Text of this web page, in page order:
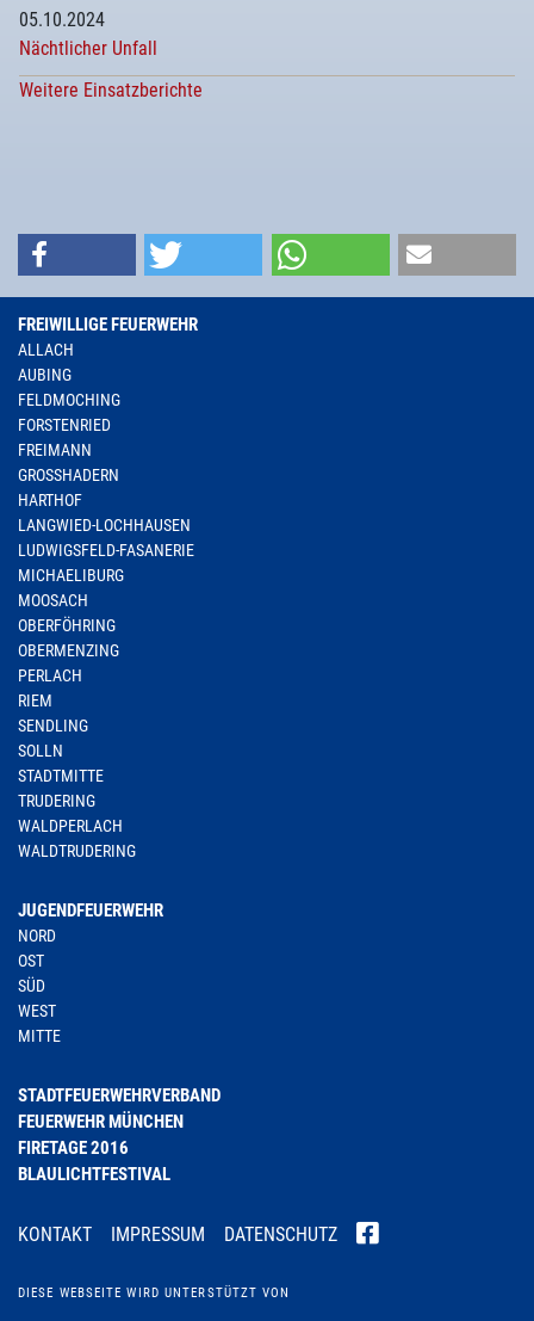
05.10.2024
Nächtlicher Unfall
Weitere Einsatzberichte
FREIWILLIGE FEUERWEHR
ALLACH
AUBING
FELDMOCHING
FORSTENRIED
FREIMANN
GROSSHADERN
HARTHOF
LANGWIED-LOCHHAUSEN
LUDWIGSFELD-FASANERIE
MICHAELIBURG
MOOSACH
OBERFÖHRING
OBERMENZING
PERLACH
RIEM
SENDLING
SOLLN
STADTMITTE
TRUDERING
WALDPERLACH
WALDTRUDERING
JUGENDFEUERWEHR
NORD
OST
SÜD
WEST
MITTE
STADTFEUERWEHRVERBAND
FEUERWEHR MÜNCHEN
FIRETAGE 2016
BLAULICHTFESTIVAL
KONTAKT IMPRESSUM DATENSCHUTZ
DIESE WEBSEITE WIRD UNTERSTÜTZT VON